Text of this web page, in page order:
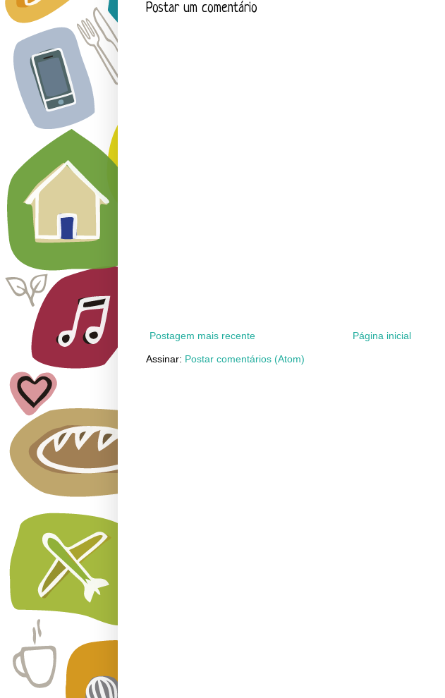
Postar um comentário
Postagem mais recente Página inicial
Assinar: Postar comentários (Atom)